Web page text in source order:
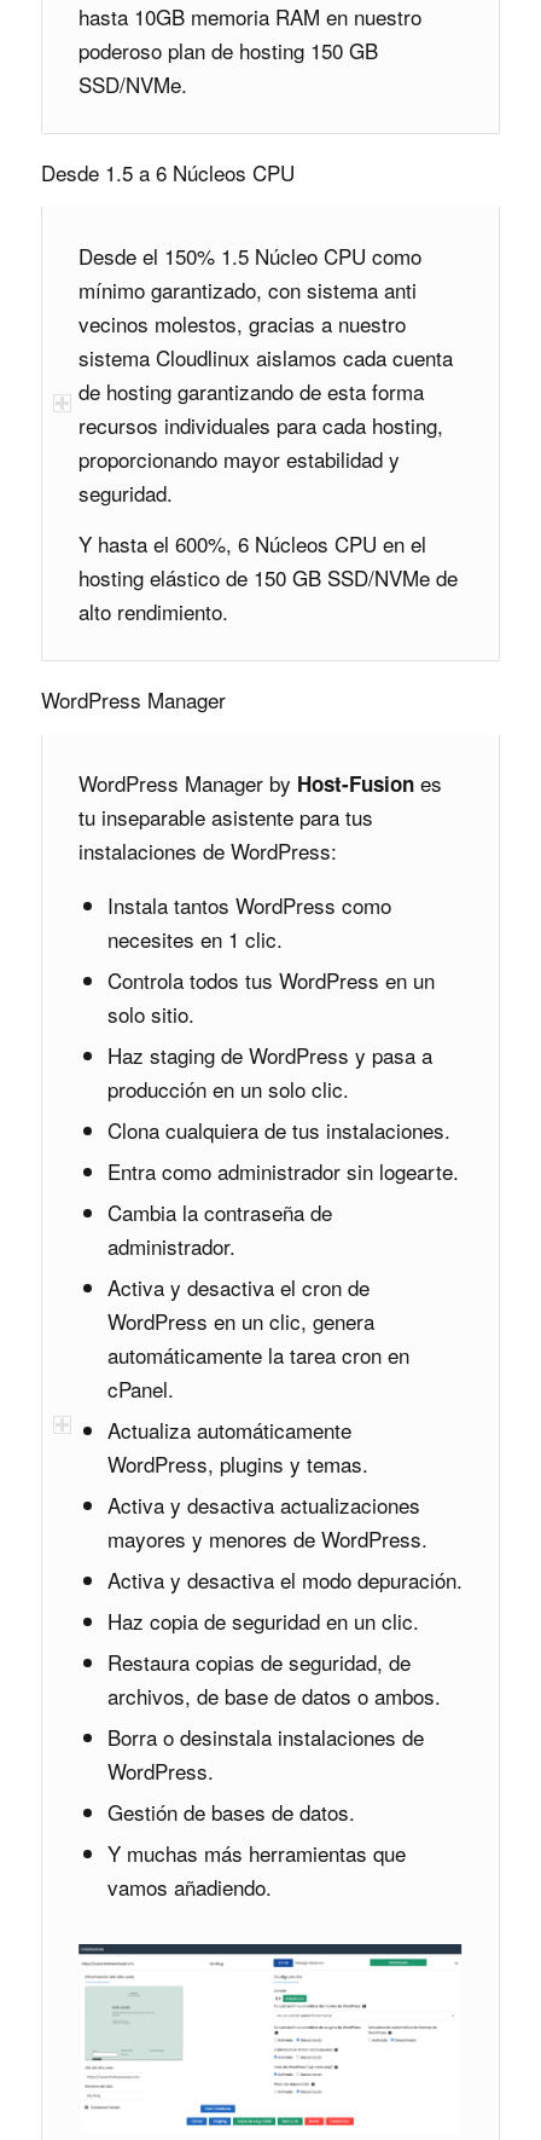
hasta 10GB memoria RAM en nuestro
poderoso plan de hosting 150 GB
SSD/NVMe.
Desde 1.5 a 6 Núcleos CPU
Desde el 150% 1.5 Núcleo CPU como
mínimo garantizado, con sistema anti
vecinos molestos, gracias a nuestro
sistema Cloudlinux aislamos cada cuenta
de hosting garantizando de esta forma
recursos individuales para cada hosting,
proporcionando mayor estabilidad y
seguridad.
Y hasta el 600%, 6 Núcleos CPU en el
hosting elástico de 150 GB SSD/NVMe de
alto rendimiento.
WordPress Manager
WordPress Manager by Host-Fusiones
tu inseparable asistente para tus
instalaciones de WordPress:
Instala tantos WordPress como
necesites en 1 clic.
Controla todos tus WordPress en un
solo sitio.
Haz staging de WordPress y pasa a
producción en un solo clic.
Clona cualquiera de tus instalaciones.
Entra como administrador sin logearte.
Cambia la contraseña de
administrador.
Activa y desactiva el cron de
WordPress en un clic, genera
automáticamente la tarea cron en
cPanel.
Actualiza automáticamente
WordPress, plugins y temas.
Activa y desactiva actualizaciones
mayores y menores de WordPress.
Activa y desactiva el modo depuración.
Haz copia de seguridad en un clic.
Restaura copias de seguridad, de
archivos, de base de datos o ambos.
Borra o desinstala instalaciones de
WordPress.
Gestión de bases de datos.
Y muchas más herramientas que
vamos añadiendo.